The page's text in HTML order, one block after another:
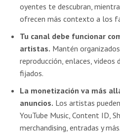
oyentes te descubran,
ofrecen más contexto a los
Tu canal debe funcionar
artistas. Mantén
reproducción, enlaces, videos
fijados.
La monetización va más
anuncios. Los artistas
YouTube Music, Content ID,
merchandising, entradas y más.